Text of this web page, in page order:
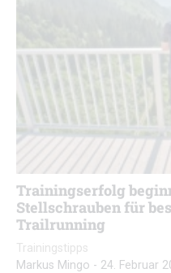
Trainingserfolg
Stellschrauben für
Trailrunning
Trainingstipps
Markus Mingo - 24. Februar